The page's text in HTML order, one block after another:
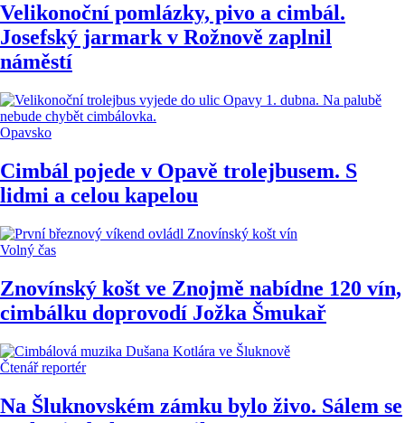
Velikonoční pomlázky, pivo a cimbál.
Josefský jarmark v Rožnově zaplnil
náměstí
Opavsko
Cimbál pojede v Opavě trolejbusem. S
lidmi a celou kapelou
Volný čas
Znovínský košt ve Znojmě nabídne 120 vín,
cimbálku doprovodí Jožka Šmukař
Čtenář reportér
Na Šluknovském zámku bylo živo. Sálem se